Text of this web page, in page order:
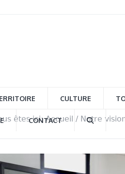
CULTURE
CONTACT
êtes ici: Accueil / Notre